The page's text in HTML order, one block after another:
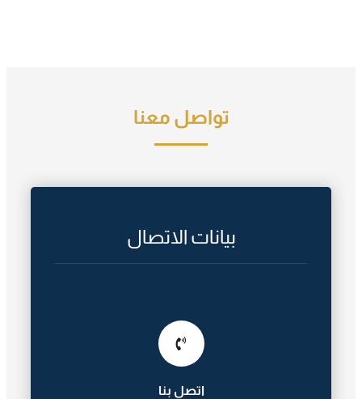
بيانات الاتصال
اتصل بنا
تواصل معنا